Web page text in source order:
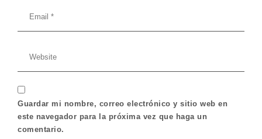
Guardar mi nombre, correo electrónico y sitio web en
este navegador para la próxima vez que haga un
comentario.